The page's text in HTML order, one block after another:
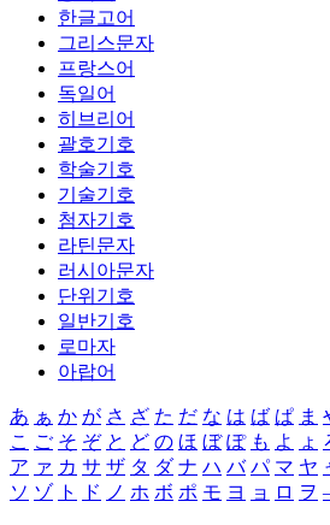
한글고어
그리스문자
프랑스어
독일어
히브리어
괄호기호
학술기호
기술기호
첨자기호
라틴문자
러시아문자
단위기호
일반기호
로마자
아랍어
あ ぁ か が さ ざ た だ な は ば ぱ ま
こ ご そ ぞ と ど の ほ ぼ ぽ も よ ょ
ア ァ カ サ ザ タ ダ ナ ハ バ パ マ ヤ
ソ ゾ ト ド ノ ホ ボ ポ モ ヨ ョ ロ ヲ